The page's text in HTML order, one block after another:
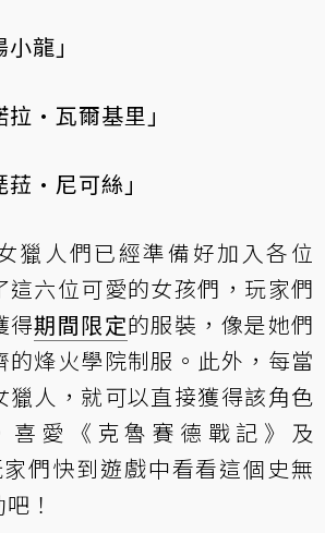
小龍」
拉•瓦爾基里」
菈•尼可絲」
獵人們已經準備好加入各位
這六位可愛的女孩們，玩家們
得期間限定的服裝，像是她們
的烽火學院制服。此外，每當
獵人，就可以直接獲得該角色
喜愛《克魯賽德戰記》及
家們快到遊戲中看看這個史無
！